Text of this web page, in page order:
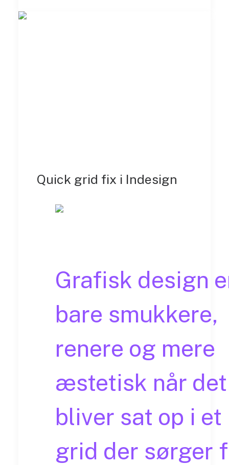
Quick grid fix i Indesign
Grafisk design
bare smukkere,
renere og mere
æstetisk når det
bliver sat op i et
grid der sørger